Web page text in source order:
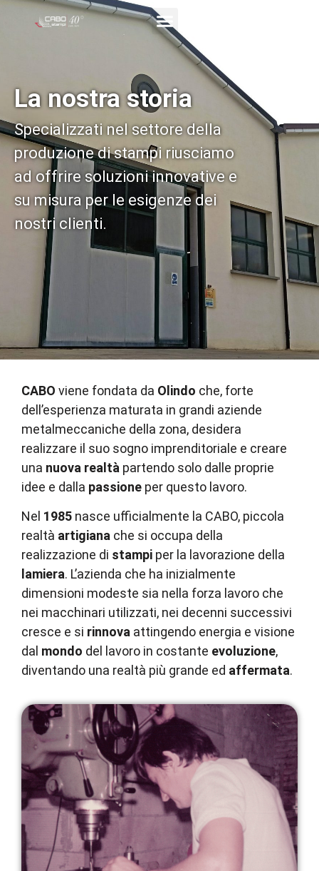
La nostra storia
Specializzati nel settore della
produzione di stampi riusciamo
ad offrire soluzioni innovative e
su misura per le esigenze dei
nostri clienti.
CABO viene fondata da Olindo che, forte
dell’esperienza maturata in grandi aziende
metalmeccaniche della zona, desidera
realizzare il suo sogno imprenditoriale e creare
una nuova realtà partendo solo dalle proprie
idee e dalla passione per questo lavoro.
Nel 1985 nasce ufficialmente la CABO, piccola
realtà artigiana che si occupa della
realizzazione di stampi per la lavorazione della
lamiera. L’azienda che ha inizialmente
dimensioni modeste sia nella forza lavoro che
nei macchinari utilizzati, nei decenni successivi
cresce e si rinnova attingendo energia e visione
dal mondo del lavoro in costante evoluzione,
diventando una realtà più grande ed affermata.